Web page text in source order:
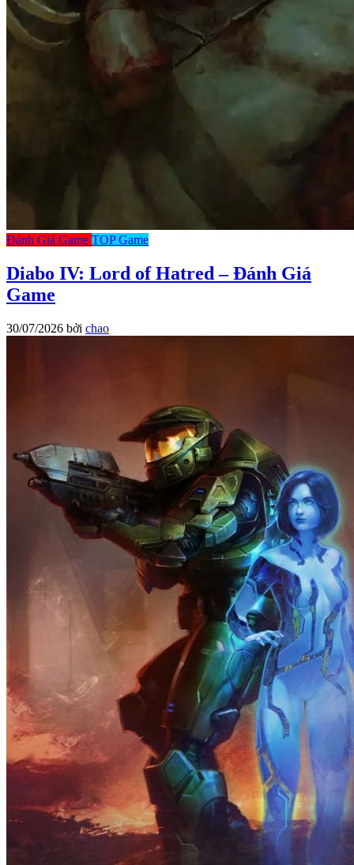
Đánh Giá Game TOP Game
Diabo IV: Lord of Hatred – Đánh Giá
Game
30/07/2026 bởi chao